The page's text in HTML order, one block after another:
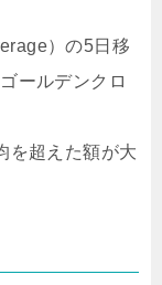
）の5日移
ールデンクロ
を超えた額が大